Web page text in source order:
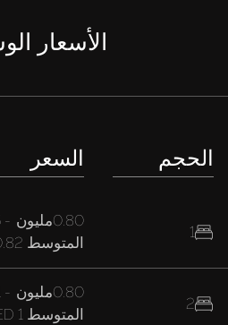
الأسعار
الحجم
1
2
السعر
0.80مليون -
المتوسط
0.80مليون -
المتوسط